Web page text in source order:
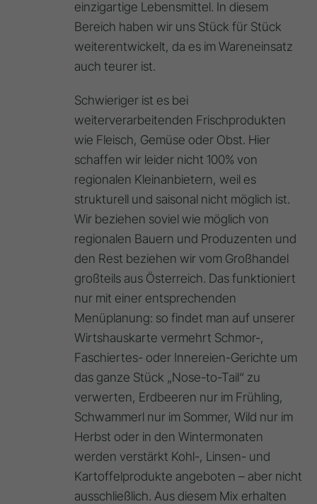
einzigartige Lebensmittel. In diesem
Bereich haben wir uns Stück für Stück
weiterentwickelt, da es im Wareneinsatz
auch teurer ist.
Schwieriger ist es bei
weiterverarbeitenden Frischprodukten
wie Fleisch, Gemüse oder Obst. Hier
schaffen wir leider nicht 100% von
regionalen Kleinanbietern, weil es
strukturell und saisonal nicht möglich ist.
Wir beziehen soviel wie möglich von
regionalen Bauern und Produzenten und
den Rest beziehen wir vom Großhandel
großteils aus Österreich. Das funktioniert
nur mit einer entsprechenden
Menüplanung: so findet man auf unserer
Wirtshauskarte vermehrt Schmor-,
Faschiertes- oder Innereien-Gerichte um
das ganze Stück „Nose-to-Tail“ zu
verwerten, Erdbeeren nur im Frühling,
Schwammerl nur im Sommer, Wild nur im
Herbst oder in den Wintermonaten
werden verstärkt Kohl-, Linsen- und
Kartoffelprodukte angeboten – aber nicht
ausschließlich. Aus diesem Mix erhalten